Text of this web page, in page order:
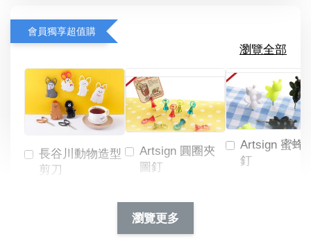
會員獨享超值購
瀏覽全部
長谷川動物造型
剪刀
Artsign 圓圈夾
圖釘
NT$ 19.00
NT$ 66.00
Artsign 蜜蜂
釘
瀏覽更多